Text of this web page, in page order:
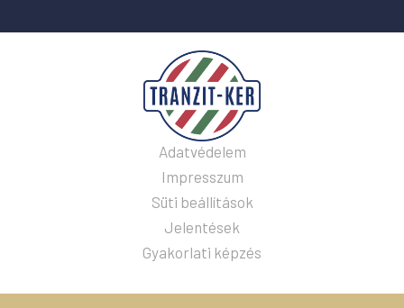
Adatvédelem
Impresszum
Süti beállítások
Jelentések
Gyakorlati képzés